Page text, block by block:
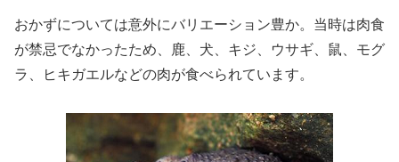
おかずについては意外にバリエーション豊か。当時は肉食
が禁忌でなかったため、鹿、犬、キジ、ウサギ、鼠、モグ
ラ、ヒキガエルなどの肉が食べられています。